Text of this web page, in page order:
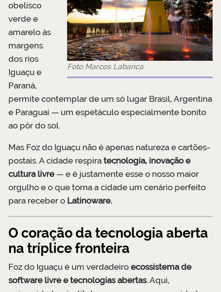
Foto Marcos Labanca
obelisco
verde e
amarelo às
margens
dos rios
Iguaçu e
Paraná,
permite contemplar de um só lugar Brasil, Argentina
e Paraguai — um espetáculo especialmente bonito
ao pôr do sol.
Mas Foz do Iguaçu não é apenas natureza e cartões-
postais. A cidade respira tecnologia, inovação e
cultura livre— e é justamente esse o nosso maior
orgulho e o que torna a cidade um cenário perfeito
para receber o Latinoware.
O coração da tecnologia aberta
na tríplice fronteira
Foz do Iguaçu é um verdadeiro ecossistema de
software livre e tecnologias abertas. Aqui,